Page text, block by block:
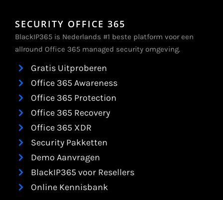
SECURITY OFFICE 365
BlackIP365 is Nederlands #1 beste platform voor een
allround Office 365 managed security omgeving.
Gratis Uitproberen
Office 365 Awareness
Office 365 Protection
Office 365 Recovery
Office 365 XDR
Security Pakketten
Demo Aanvragen
BlackIP365 voor Resellers
Online Kennisbank